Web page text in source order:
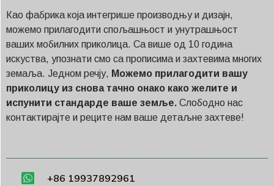
Као фабрика која интегрише производњу и дизајн,
можемо прилагодити спољашњост и унутрашњост
ваших мобилних приколица. Са више од 10 година
искуства, упознати смо са прописима и захтевима многих
земаља. Једном речју, Можемо прилагодити вашу
приколицу из снова тачно онако како желите и
испунити стандарде ваше земље. Слободно нас
контактирајте и реците нам ваше детаљне захтеве!
+86 19937892961